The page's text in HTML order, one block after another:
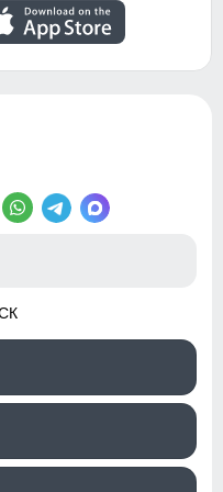
попаданию ветра
молния/кнопка/
дышащий
съемная
утягивающая